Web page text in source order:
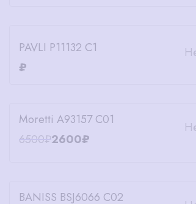
PAVLI P11132 C1
₽
Moretti A93157 C01
6500₽2600₽
BANISS BSJ6066 C02